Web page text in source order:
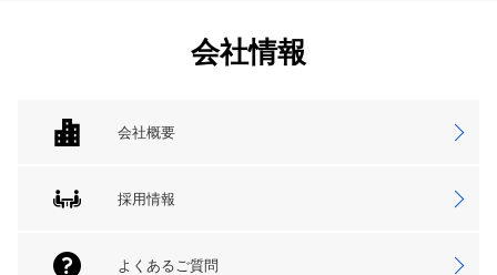
会社情報
会社概要
採用情報
よくあるご質問